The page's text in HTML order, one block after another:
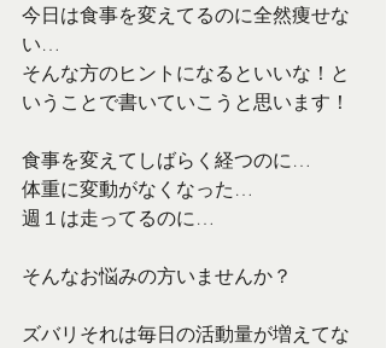
今日は食事を変えてるのに全然痩せな
い…
そんな方のヒントになるといいな！と
いうことで書いていこうと思います！
食事を変えてしばらく経つのに…
体重に変動がなくなった…
週１は走ってるのに…
そんなお悩みの方いませんか？
ズバリそれは毎日の活動量が増えてな